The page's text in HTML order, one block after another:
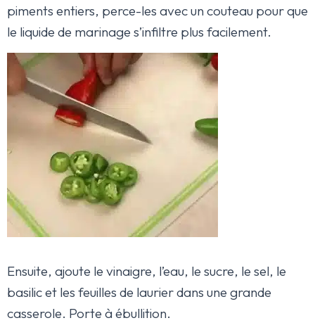
piments entiers, perce-les avec un couteau pour que
le liquide de marinage s’infiltre plus facilement.
Ensuite, ajoute le vinaigre, l’eau, le sucre, le sel, le
basilic et les feuilles de laurier dans une grande
casserole. Porte à ébullition.